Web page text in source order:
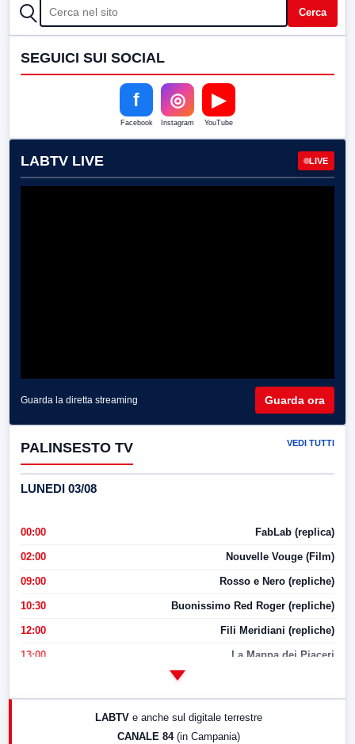
CERCA Cerca
SEGUICI SUI SOCIAL
f
Facebook
◎
Instagram
▶
YouTube
LABTV LIVE LIVE
Guarda la diretta streaming Guarda ora
PALINSESTO TV VEDI TUTTI
LUNEDI 03/08
00:00 FabLab (replica)
02:00 Nouvelle Vouge (Film)
09:00 Rosso e Nero (repliche)
10:30 Buonissimo Red Roger (repliche)
12:00 Fili Meridiani (repliche)
13:00 La Mappa dei Piaceri
LABTV e anche sul digitale terrestre
CANALE 84 (in Campania)